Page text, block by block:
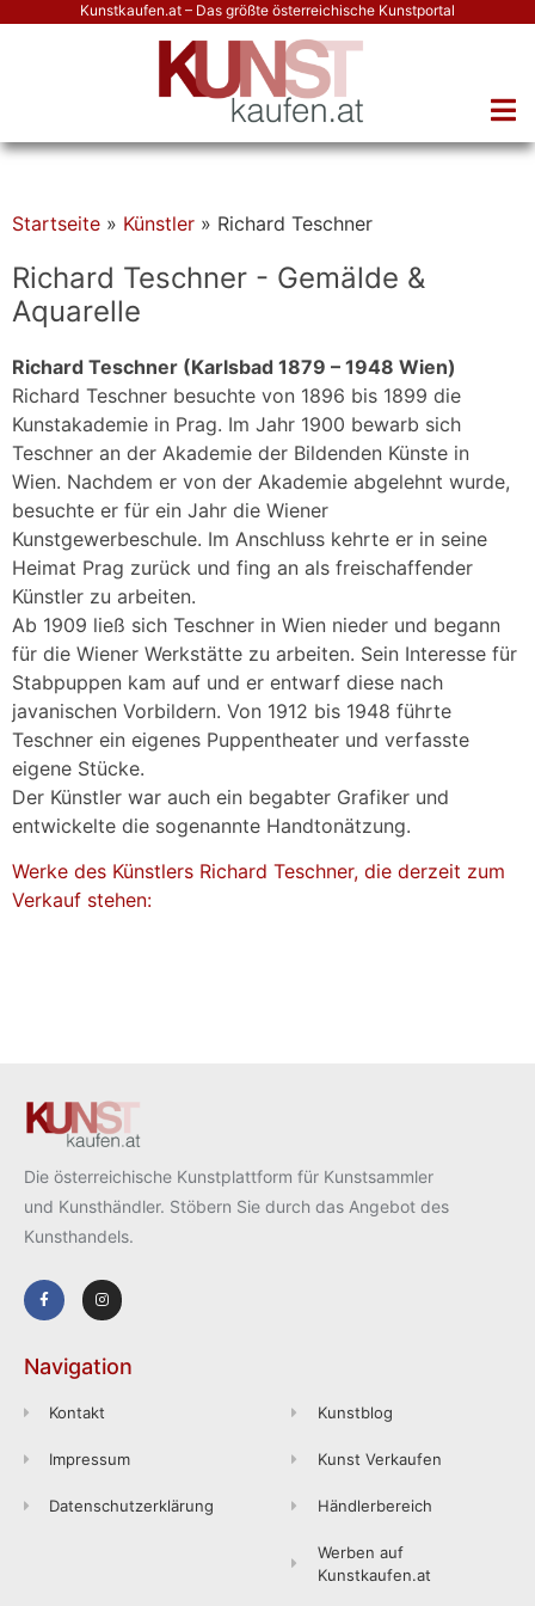
Kunstkaufen.at – Das größte österreichische Kunstportal
Startseite » Künstler » Richard Teschner
Richard Teschner - Gemälde &
Aquarelle
Richard Teschner (Karlsbad 1879 – 1948 Wien)
Richard Teschner besuchte von 1896 bis 1899 die
Kunstakademie in Prag. Im Jahr 1900 bewarb sich
Teschner an der Akademie der Bildenden Künste in
Wien. Nachdem er von der Akademie abgelehnt wurde,
besuchte er für ein Jahr die Wiener
Kunstgewerbeschule. Im Anschluss kehrte er in seine
Heimat Prag zurück und fing an als freischaffender
Künstler zu arbeiten.
Ab 1909 ließ sich Teschner in Wien nieder und begann
für die Wiener Werkstätte zu arbeiten. Sein Interesse für
Stabpuppen kam auf und er entwarf diese nach
javanischen Vorbildern. Von 1912 bis 1948 führte
Teschner ein eigenes Puppentheater und verfasste
eigene Stücke.
Der Künstler war auch ein begabter Grafiker und
entwickelte die sogenannte Handtonätzung.
Werke des Künstlers Richard Teschner, die derzeit zum
Verkauf stehen:
Die österreichische Kunstplattform für Kunstsammler
und Kunsthändler. Stöbern Sie durch das Angebot des
Kunsthandels.
Navigation
Kontakt
Impressum
Datenschutzerklärung
Kunstblog
Kunst Verkaufen
Händlerbereich
Werben auf
Kunstkaufen.at